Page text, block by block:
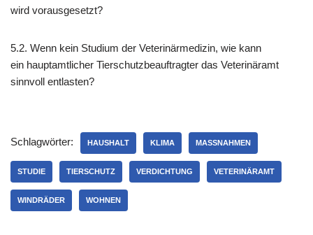
wird vorausgesetzt?
5.2. Wenn kein Studium der Veterinärmedizin, wie kann
ein hauptamtlicher Tierschutzbeauftragter das Veterinäramt
sinnvoll entlasten?
Schlagwörter: HAUSHALT KLIMA MASSNAHMEN
STUDIE TIERSCHUTZ VERDICHTUNG VETERINÄRAMT
WINDRÄDER WOHNEN